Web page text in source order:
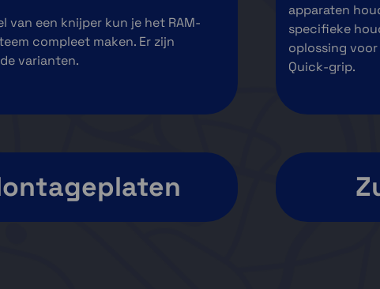
van een knijper kun je het RAM-
compleet maken. Er zijn
varianten.
apparaten
specifieke
oplossing
Quick-grip.